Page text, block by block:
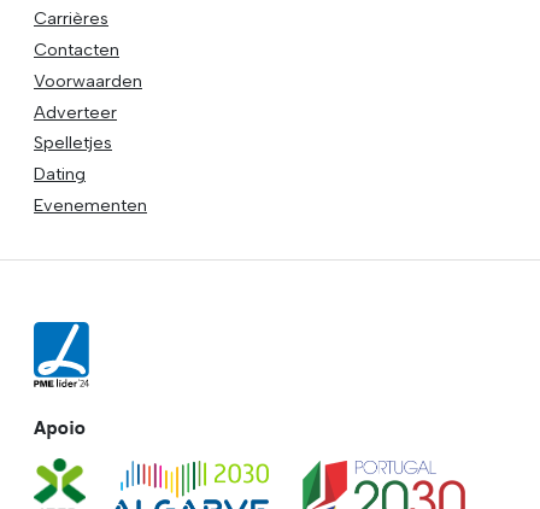
Carrières
Contacten
Voorwaarden
Adverteer
Spelletjes
Dating
Evenementen
Apoio